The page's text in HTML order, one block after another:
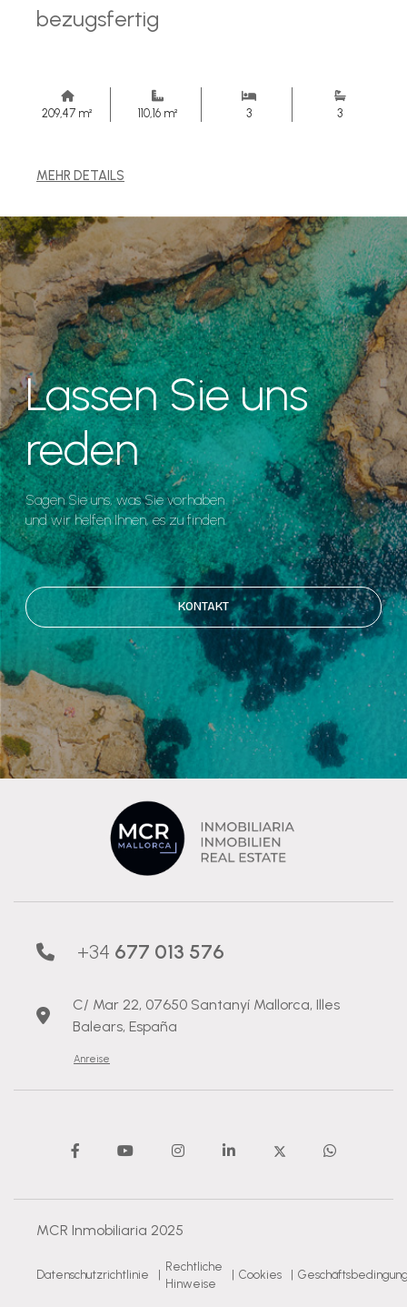
bezugsfertig
209,47 m² 110,16 m² 3 3
MEHR DETAILS
Lassen Sie uns
reden
Sagen Sie uns, was Sie vorhaben
und wir helfen Ihnen, es zu finden.
KONTAKT
+34 677 013 576
C/ Mar 22, 07650 Santanyí Mallorca, Illes
Balears, España
Anreise
MCR Inmobiliaria 2025
Datenschutzrichtlinie
Rechtliche
Hinweise
Cookies